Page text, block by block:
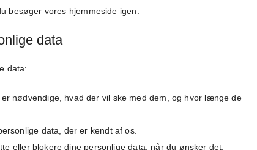
besøger vores hjemmeside igen.
data
data:
nødvendige, hvad der vil ske med dem, og hvor længe de
data, der er kendt af os.
eller blokere dine personlige data, når du ønsker det.